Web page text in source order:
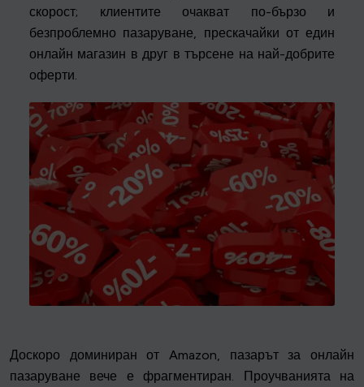
скорост; клиентите очакват по-бързо и
безпроблемно пазаруване, прескачайки от един
онлайн магазин в друг в търсене на най-добрите
оферти.
Доскоро доминиран от Amazon, пазарът за онлайн
пазаруване вече е фрагментиран. Проучванията на